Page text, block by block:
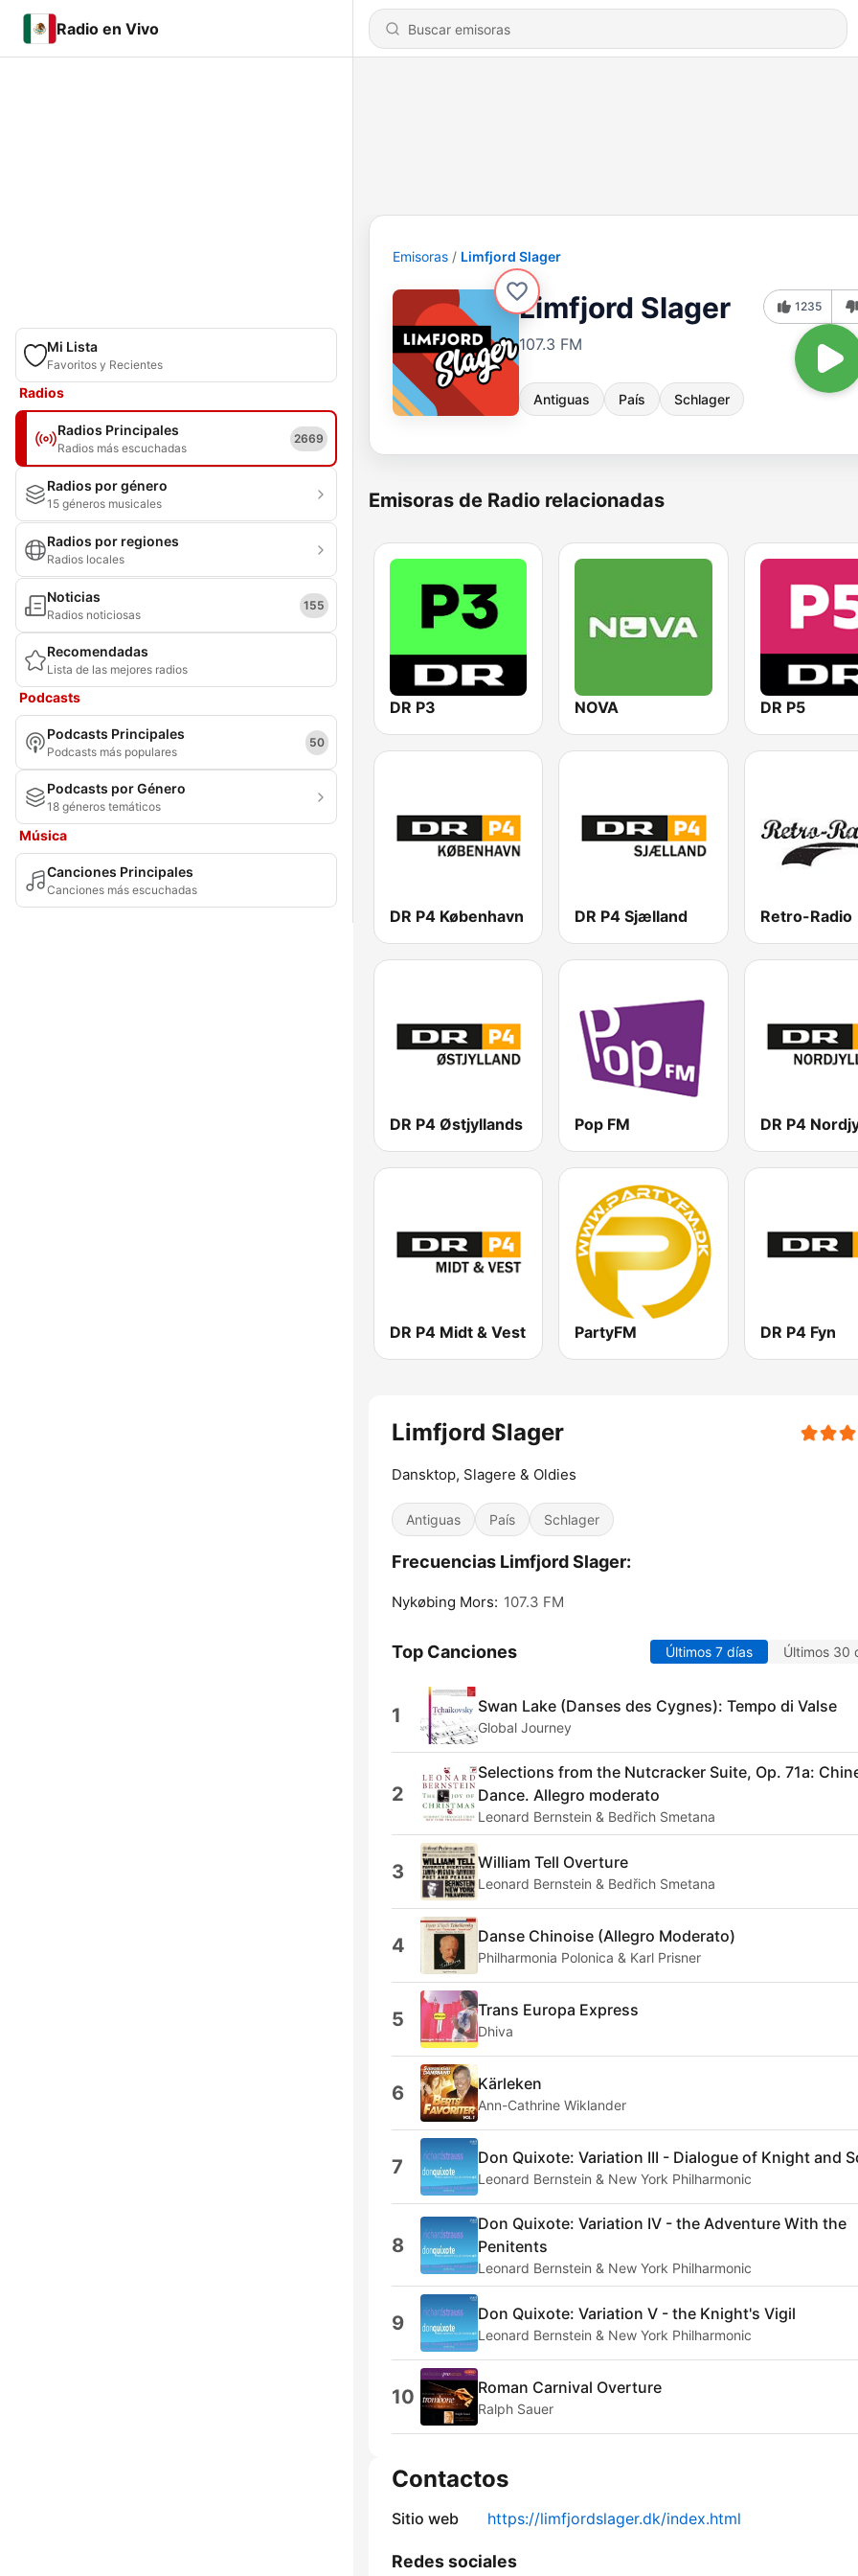
Radio en Vivo
Mi Lista
Favoritos y Recientes
Radios
Radios Principales
Radios más escuchadas
2669
Radios por género
15 géneros musicales
Radios por regiones
Radios locales
Noticias
Radios noticiosas
155
Recomendadas
Lista de las mejores radios
Podcasts
Podcasts Principales
Podcasts más populares
50
Podcasts por Género
18 géneros temáticos
Música
Canciones Principales
Canciones más escuchadas
Emisoras Limfjord Slager
Limfjord Slager
107.3 FM
Antiguas País Schlager
1235
Emisoras de Radio relacionadas
DR P3 NOVA DR P5
DR P4 København DR P4 Sjælland Retro-Radio
DR P4 Østjyllands Pop FM DR P4
DR P4 Midt & Vest PartyFM DR P4 Fyn
Limfjord Slager
Dansktop, Slagere & Oldies
Antiguas País Schlager
Frecuencias Limfjord Slager:
Nykøbing Mors: 107.3 FM
Top Canciones Últimos 7 días Últimos 30
1 Swan Lake (Danses des Cygnes): Tempo di Valse
Global Journey
2
Selections from the Nutcracker Suite, Op. 71a:
Dance. Allegro moderato
Leonard Bernstein & Bedřich Smetana
3 William Tell Overture
Leonard Bernstein & Bedřich Smetana
4 Danse Chinoise (Allegro Moderato)
Philharmonia Polonica & Karl Prisner
5 Trans Europa Express
Dhiva
6 Kärleken
Ann-Cathrine Wiklander
7 Don Quixote: Variation III - Dialogue of Knight and
Leonard Bernstein & New York Philharmonic
8
Don Quixote: Variation IV - the Adventure With the
Penitents
Leonard Bernstein & New York Philharmonic
9 Don Quixote: Variation V - the Knight's Vigil
Leonard Bernstein & New York Philharmonic
10 Roman Carnival Overture
Ralph Sauer
Contactos
Sitio web https://limfjordslager.dk/index.html
Redes sociales